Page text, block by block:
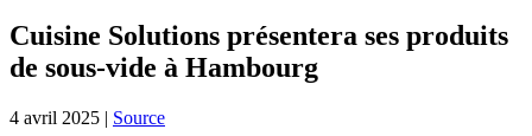
Cuisine Solutions présentera ses produits
de sous-vide à Hambourg
4 avril 2025 | Source